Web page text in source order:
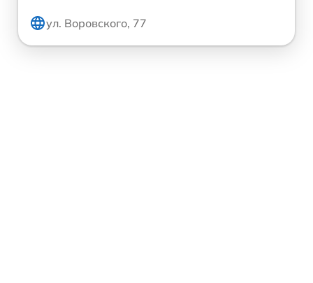
ул. Воровского, 77